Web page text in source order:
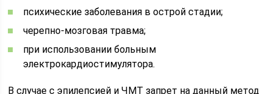
психические заболевания в острой стадии;
черепно-мозговая травма;
при использовании больным
электрокардиостимулятора.
В случае с эпилепсией и ЧМТ запрет на данный метод